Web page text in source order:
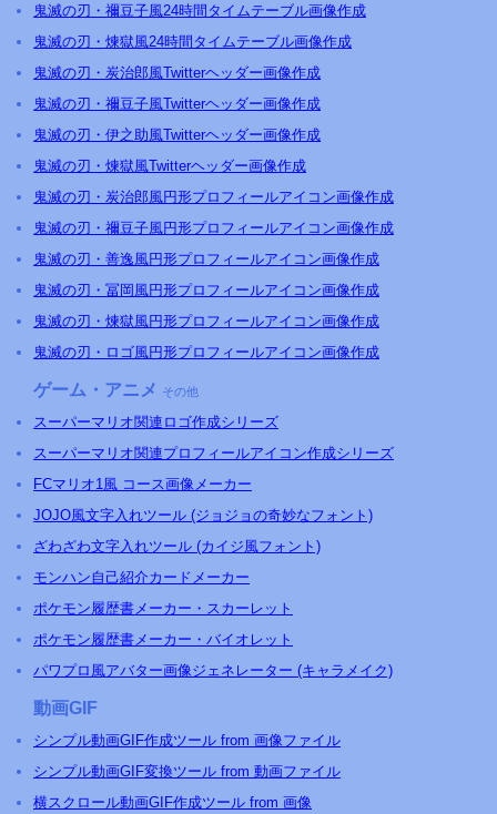
鬼滅の刃・禰豆子風24時間タイムテーブル画像作成
鬼滅の刃・煉獄風24時間タイムテーブル画像作成
鬼滅の刃・炭治郎風Twitterヘッダー画像作成
鬼滅の刃・禰豆子風Twitterヘッダー画像作成
鬼滅の刃・伊之助風Twitterヘッダー画像作成
鬼滅の刃・煉獄風Twitterヘッダー画像作成
鬼滅の刃・炭治郎風円形プロフィールアイコン画像作成
鬼滅の刃・禰豆子風円形プロフィールアイコン画像作成
鬼滅の刃・善逸風円形プロフィールアイコン画像作成
鬼滅の刃・冨岡風円形プロフィールアイコン画像作成
鬼滅の刃・煉獄風円形プロフィールアイコン画像作成
鬼滅の刃・ロゴ風円形プロフィールアイコン画像作成
ゲーム・アニメ その他
スーパーマリオ関連ロゴ作成シリーズ
スーパーマリオ関連プロフィールアイコン作成シリーズ
FCマリオ1風 コース画像メーカー
JOJO風文字入れツール (ジョジョの奇妙なフォント)
ざわざわ文字入れツール (カイジ風フォント)
モンハン自己紹介カードメーカー
ポケモン履歴書メーカー・スカーレット
ポケモン履歴書メーカー・バイオレット
パワプロ風アバター画像ジェネレーター (キャラメイク)
動画GIF
シンプル動画GIF作成ツール from 画像ファイル
シンプル動画GIF変換ツール from 動画ファイル
横スクロール動画GIF作成ツール from 画像